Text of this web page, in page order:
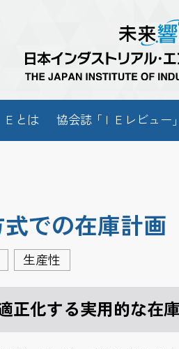
Ｅとは 協会誌「 ＩＥレビュー 」
での在庫計画
生産性
正化する実用的な在